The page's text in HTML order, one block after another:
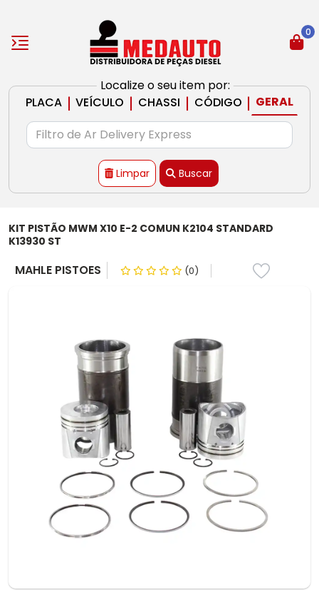
Localize o seu item por:
PLACA | VEÍCULO | CHASSI | CÓDIGO | GERAL
Limpar Buscar
0
KIT PISTÃO MWM X10 E-2 COMUN K2104 STANDARD
K13930 ST
MAHLE PISTOES (0)